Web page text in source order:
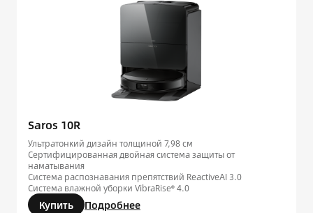
Saros 10R
Ультратонкий дизайн толщиной 7,98 см
Сертифицированная двойная система защиты от
наматывания
Система распознавания препятствий ReactiveAI 3.0
Система влажной уборки VibraRise® 4.0
Купить Подробнее